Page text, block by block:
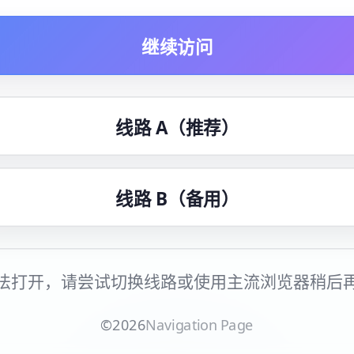
继续访问
线路 A（推荐）
线路 B（备用）
打开，请尝试切换线路或使用主流浏览器稍后
©2026Navigation Page